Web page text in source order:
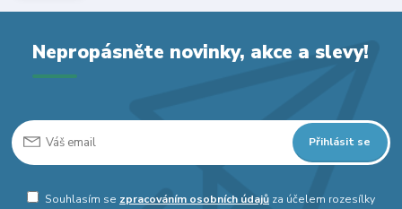
Nepropásněte novinky, akce a slevy!
Přihlásit se
Souhlasím se zpracováním osobních údajůza účelem rozesílky